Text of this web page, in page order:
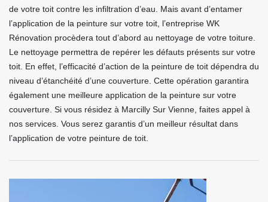
de votre toit contre les infiltration d’eau. Mais avant d’entamer
l’application de la peinture sur votre toit, l’entreprise WK
Rénovation procèdera tout d’abord au nettoyage de votre toiture.
Le nettoyage permettra de repérer les défauts présents sur votre
toit. En effet, l’efficacité d’action de la peinture de toit dépendra du
niveau d’étanchéité d’une couverture. Cette opération garantira
également une meilleure application de la peinture sur votre
couverture. Si vous résidez à Marcilly Sur Vienne, faites appel à
nos services. Vous serez garantis d’un meilleur résultat dans
l’application de votre peinture de toit.